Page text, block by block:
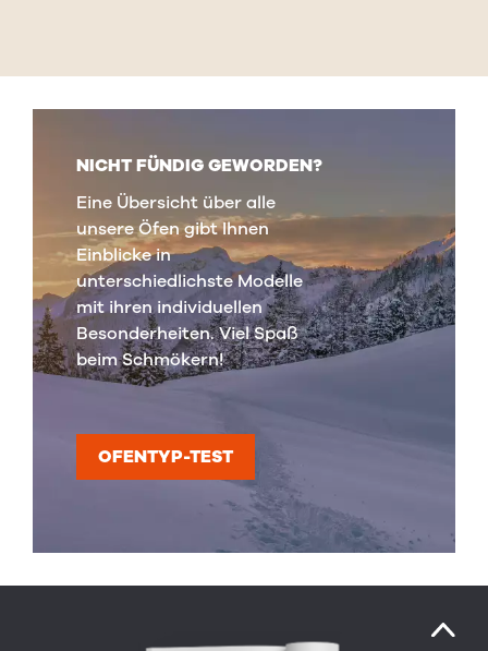
NICHT FÜNDIG GEWORDEN?
Eine Übersicht über alle
unsere Öfen gibt Ihnen
Einblicke in
unterschiedlichste Modelle
mit ihren individuellen
Besonderheiten. Viel Spaß
beim Schmökern!
OFENTYP-TEST